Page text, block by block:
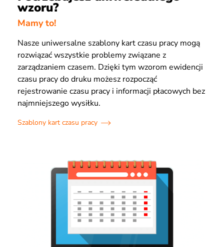
wzoru?
Mamy to!
Nasze uniwersalne szablony kart czasu pracy mogą
rozwiązać wszystkie problemy związane z
zarządzaniem czasem. Dzięki tym wzorom ewidencji
czasu pracy do druku możesz rozpocząć
rejestrowanie czasu pracy i informacji płacowych bez
najmniejszego wysiłku.
Szablony kart czasu pracy